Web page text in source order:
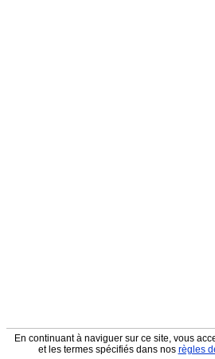
En continuant à naviguer sur ce site, vous
et les termes spécifiés dans nos règles